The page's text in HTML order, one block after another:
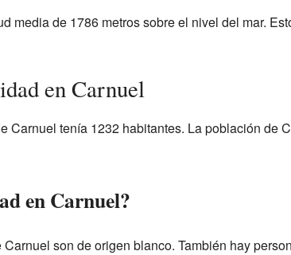
media de 1786 metros sobre el nivel del mar.
en Carnuel
Carnuel tenía 1232 habitantes. La población de
en Carnuel?
son de origen blanco. También hay